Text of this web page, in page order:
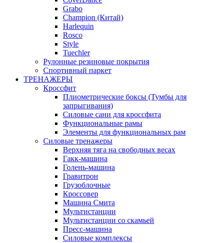
Grabo
Champion (Китай)
Harlequin
Rosco
Style
Tuechler
Рулонные резиновые покрытия
Спортивный паркет
ТРЕНАЖЕРЫ
Кроссфит
Плиометрические боксы (Тумбы для
запрыгивания)
Силовые сани для кроссфита
Функциональные рамы
Элементы для функциональных рам
Силовые тренажеры
Верхняя тяга на свободных весах
Гакк-машина
Голень-машина
Гравитрон
Грузоблочные
Кроссовер
Машина Смита
Мультистанции
Мультистанции со скамьей
Пресс-машина
Силовые комплексы